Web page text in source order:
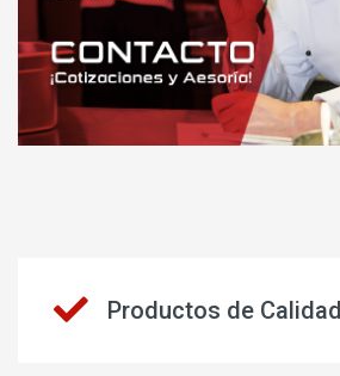
Productos de Calidad